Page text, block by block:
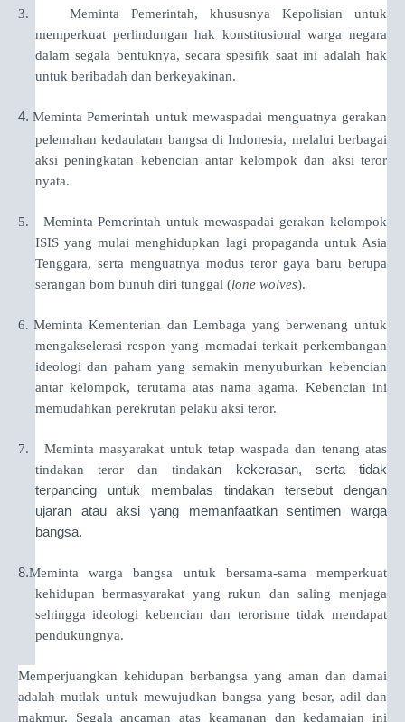
3.
Meminta Pemerintah, khususnya Kepolisian untuk
memperkuat perlindungan hak konstitusional warga negara
dalam segala bentuknya, secara spesifik saat ini adalah hak
untuk beribadah dan berkeyakinan.
4. Meminta Pemerintah untuk mewaspadai menguatnya gerakan
pelemahan kedaulatan bangsa di Indonesia, melalui berbagai
aksi peningkatan kebencian antar kelompok dan aksi teror
nyata.
5.
Meminta Pemerintah untuk mewaspadai gerakan kelompok
ISIS yang mulai menghidupkan lagi propaganda untuk Asia
Tenggara, serta menguatnya modus teror gaya baru berupa
serangan bom bunuh diri tunggal (lone wolves).
6. Meminta Kementerian dan Lembaga yang berwenang untuk
mengakselerasi respon yang memadai terkait perkembangan
ideologi dan paham yang semakin menyuburkan kebencian
antar kelompok, terutama atas nama agama. Kebencian ini
memudahkan perekrutan pelaku aksi teror.
7.
Meminta masyarakat untuk tetap waspada dan tenang atas
tindakan teror dan tindakan kekerasan, serta tidak
terpancing untuk membalas tindakan tersebut dengan
ujaran atau aksi yang memanfaatkan sentimen warga
bangsa.
8.Meminta warga bangsa untuk bersama-sama memperkuat
kehidupan bermasyarakat yang rukun dan saling menjaga
sehingga ideologi kebencian dan terorisme tidak mendapat
pendukungnya.
Memperjuangkan kehidupan berbangsa yang aman dan damai
adalah mutlak untuk mewujudkan bangsa yang besar, adil dan
makmur. Segala ancaman atas keamanan dan kedamaian ini